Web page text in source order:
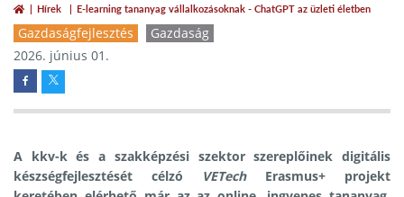
Hírek E-learning tananyag vállalkozásoknak - ChatGPT az üzleti életben
Gazdaságfejlesztés
Gazdaság
2026. június 01.
A kkv-k és a szakképzési szektor szereplőinek digitális
készségfejlesztését célzó
VETechErasmus+ projekt